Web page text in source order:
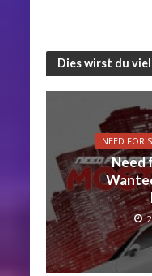
Dies wirst du
NEED FOR
Need